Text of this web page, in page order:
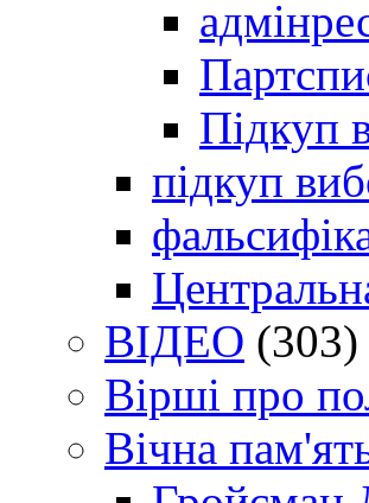
Підкуп
підкуп
ВІДЕО (303)
Вірші про
Вічна